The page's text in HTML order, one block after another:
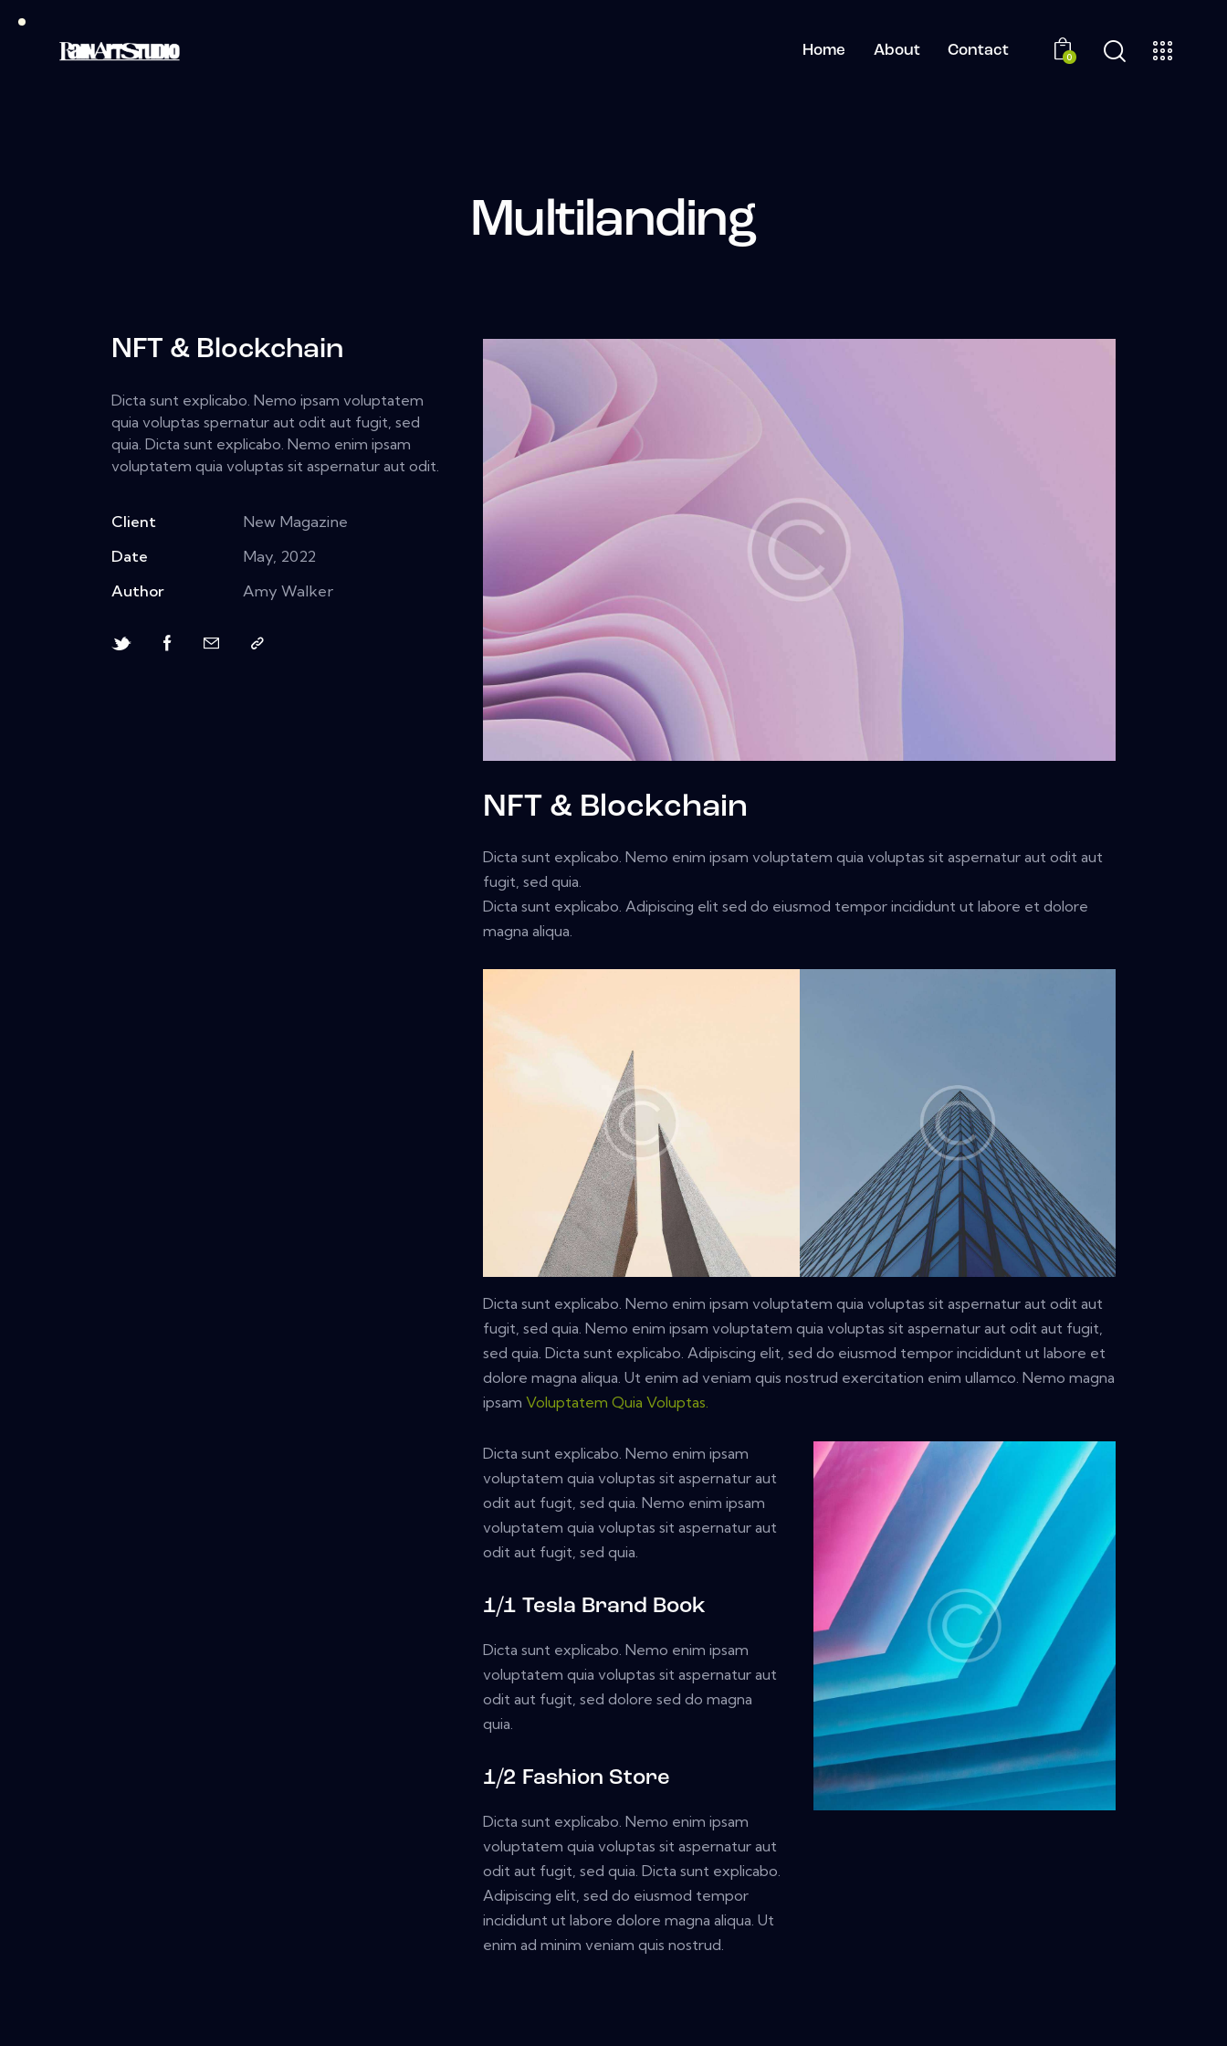
Home About Contact 0
Multilanding
NFT & Blockchain
Dicta sunt explicabo. Nemo ipsam voluptatem
quia voluptas spernatur aut odit aut fugit, sed
quia. Dicta sunt explicabo. Nemo enim ipsam
voluptatem quia voluptas sit aspernatur aut odit.
Client
New Magazine
Date
May, 2022
Author
Amy Walker
NFT & Blockchain
Dicta sunt explicabo. Nemo enim ipsam voluptatem quia voluptas sit aspernatur aut odit aut
fugit, sed quia.
Dicta sunt explicabo. Adipiscing elit sed do eiusmod tempor incididunt ut labore et dolore
magna aliqua.
Dicta sunt explicabo. Nemo enim ipsam voluptatem quia voluptas sit aspernatur aut odit aut
fugit, sed quia. Nemo enim ipsam voluptatem quia voluptas sit aspernatur aut odit aut fugit,
sed quia. Dicta sunt explicabo. Adipiscing elit, sed do eiusmod tempor incididunt ut labore et
dolore magna aliqua. Ut enim ad veniam quis nostrud exercitation enim ullamco. Nemo magna
ipsam Voluptatem Quia Voluptas.
Dicta sunt explicabo. Nemo enim ipsam
voluptatem quia voluptas sit aspernatur aut
odit aut fugit, sed quia. Nemo enim ipsam
voluptatem quia voluptas sit aspernatur aut
odit aut fugit, sed quia.
1/1 Tesla Brand Book
Dicta sunt explicabo. Nemo enim ipsam
voluptatem quia voluptas sit aspernatur aut
odit aut fugit, sed dolore sed do magna
quia.
1/2 Fashion Store
Dicta sunt explicabo. Nemo enim ipsam
voluptatem quia voluptas sit aspernatur aut
odit aut fugit, sed quia. Dicta sunt explicabo.
Adipiscing elit, sed do eiusmod tempor
incididunt ut labore dolore magna aliqua. Ut
enim ad minim veniam quis nostrud.